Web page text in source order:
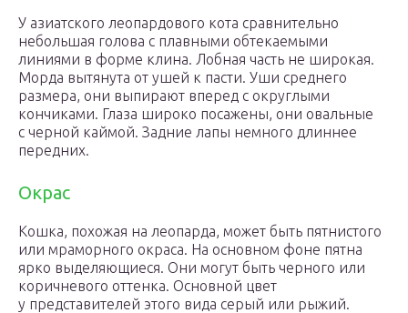
У азиатского леопардового кота сравнительно
небольшая голова с плавными обтекаемыми
линиями в форме клина. Лобная часть не широкая.
Морда вытянута от ушей к пасти. Уши среднего
размера, они выпирают вперед с округлыми
кончиками. Глаза широко посажены, они овальные
с черной каймой. Задние лапы немного длиннее
передних.
Окрас
Кошка, похожая на леопарда, может быть пятнистого
или мраморного окраса. На основном фоне пятна
ярко выделяющиеся. Они могут быть черного или
коричневого оттенка. Основной цвет
у представителей этого вида серый или рыжий.